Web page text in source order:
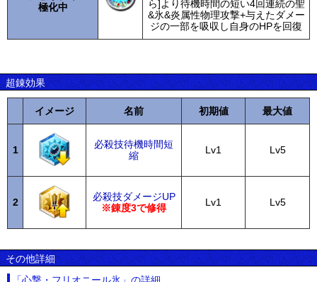
極化中
ら]より待機時間の短い4回連続の聖
&氷&炎属性物理攻撃+与えたダメー
ジの一部を吸収し自身のHPを回復
超錬効果
イメージ 名前 初期値 最大値
1
必殺技待機時間短
縮
Lv1 Lv5
2
必殺技ダメージUP
※錬度3で修得
Lv1 Lv5
その他詳細